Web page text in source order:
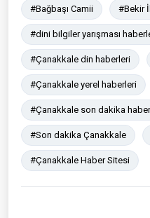
#Bağbaşı Camii #Bekir
#dini bilgiler yarışması
#Çanakkale din haberleri
#Çanakkale yerel haberleri
#Çanakkale son dakika haber
#Son dakika Çanakkale
#Çanakkale Haber Sitesi